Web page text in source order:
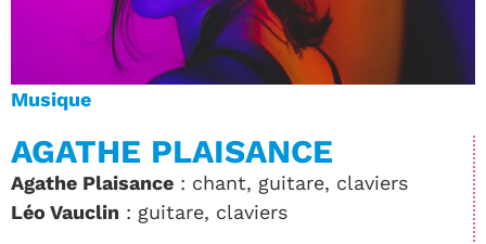
Musique
AGATHE PLAISANCE
Agathe Plaisance : chant, guitare, claviers
Léo Vauclin : guitare, claviers